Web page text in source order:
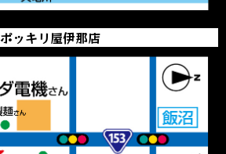
ポッキリ屋伊那店